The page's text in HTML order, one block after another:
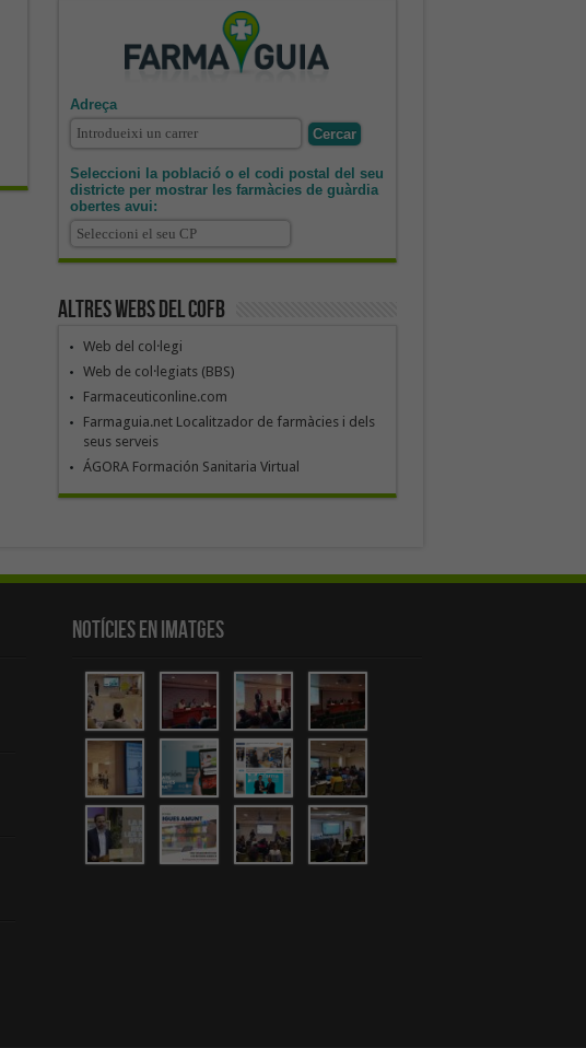
Adreça
Seleccioni la població o el codi postal del seu
districte per mostrar les farmàcies de guàrdia
obertes avui:
Altres webs del COFB
Web del col·legi
Web de col·legiats (BBS)
Farmaceuticonline.com
Farmaguia.net Localitzador de farmàcies i dels
seus serveis
ÁGORA Formación Sanitaria Virtual
Notícies en Imatges